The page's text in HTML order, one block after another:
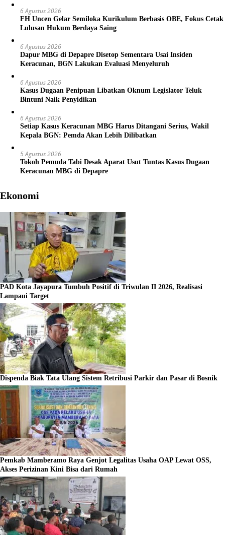
6 Agustus 2026
FH Uncen Gelar Semiloka Kurikulum Berbasis OBE, Fokus Cetak
Lulusan Hukum Berdaya Saing
6 Agustus 2026
Dapur MBG di Depapre Disetop Sementara Usai Insiden
Keracunan, BGN Lakukan Evaluasi Menyeluruh
6 Agustus 2026
Kasus Dugaan Penipuan Libatkan Oknum Legislator Teluk
Bintuni Naik Penyidikan
6 Agustus 2026
Setiap Kasus Keracunan MBG Harus Ditangani Serius, Wakil
Kepala BGN: Pemda Akan Lebih Dilibatkan
5 Agustus 2026
Tokoh Pemuda Tabi Desak Aparat Usut Tuntas Kasus Dugaan
Keracunan MBG di Depapre
Ekonomi
PAD Kota Jayapura Tumbuh Positif di Triwulan II 2026, Realisasi
Lampaui Target
Dispenda Biak Tata Ulang Sistem Retribusi Parkir dan Pasar di Bosnik
Pemkab Mamberamo Raya Genjot Legalitas Usaha OAP Lewat OSS,
Akses Perizinan Kini Bisa dari Rumah